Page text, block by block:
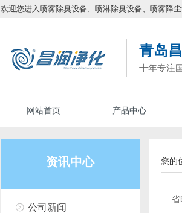
欢迎您进入喷雾除臭设备、喷淋除臭设备、喷雾降
青岛
十年专注
网站首页 产品中心
资讯中心
公司新闻
您的
省